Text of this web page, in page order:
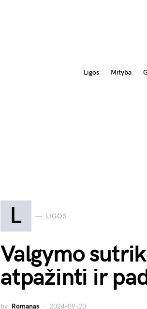
Ligos Mityba
L LIGOS
Valgymo
atpažinti ir
by Romanas 2024-09-20